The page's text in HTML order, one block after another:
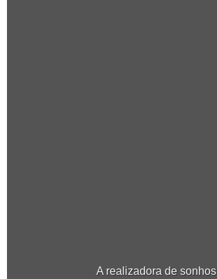
A realizadora de sonhos